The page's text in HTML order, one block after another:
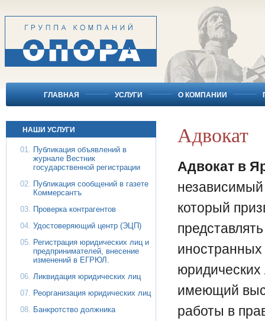
ГЛАВНАЯ УСЛУГИ О КОМПАНИИ
НАШИ УСЛУГИ
Публикация объявлений в
журнале Вестник
государственной регистрации
Публикация сообщений в газете
Коммерсантъ
Проверка контрагентов
Удостоверяющий центр (ЭЦП)
Регистрация юридических лиц и
предпринимателей, внесение
изменений в ЕГРЮЛ.
Ликвидация юридических лиц
Реорганизация юридических лиц
Банкротство должника
Адвокат
Адвокат в
который
иностранных
имеющий
работы в